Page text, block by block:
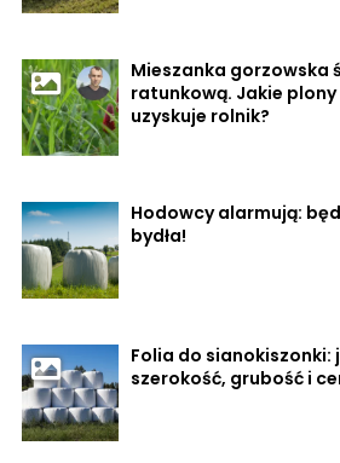
Mieszanka gorzowska
ratunkową. Jakie
uzyskuje rolnik?
Hodowcy alarmują:
bydła!
Folia do sianokiszonki:
szerokość, grubość i